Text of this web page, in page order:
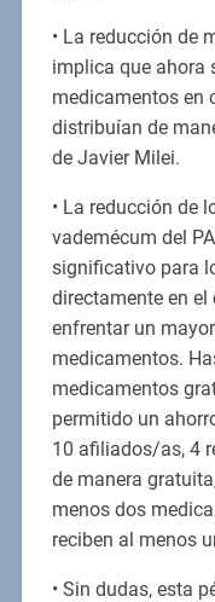
• La reducción de
implica que ahora
medicamentos en
distribuían de
de Javier Milei.
• La reducción de
vademécum del
significativo para
directamente en
enfrentar un
medicamentos.
medicamentos
permitido un
10 afiliados/as, 4
de manera
menos dos
reciben al menos
• Sin dudas, esta